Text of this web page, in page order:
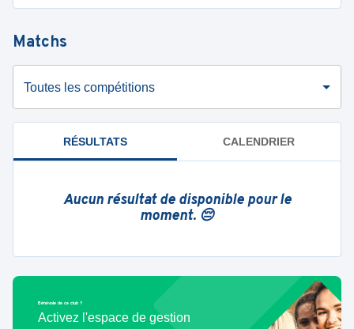
Matchs
Toutes les compétitions
RÉSULTATS CALENDRIER
Aucun résultat de disponible pour le
moment. 😔
Bénévole de ce club ?
Activez l'espace de gestion